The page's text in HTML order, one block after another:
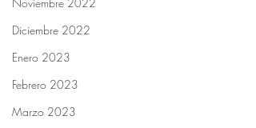
Diciembre 2022
Enero 2023
Febrero 2023
Marzo 2023